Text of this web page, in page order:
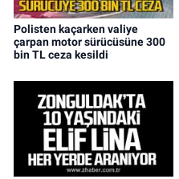
Polisten kaçarken valiye
çarpan motor sürücüsüne 300
bin TL ceza kesildi